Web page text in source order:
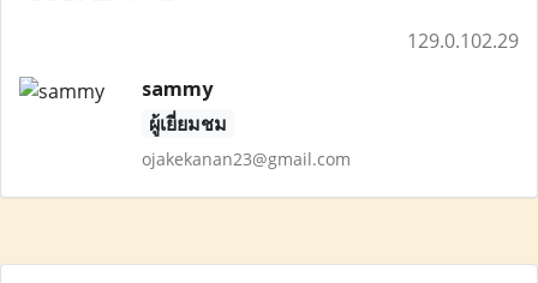
129.0.102.29
sammy
ผู้เยี่ยมชม
ojakekanan23@gmail.com